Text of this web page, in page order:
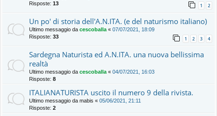
Risposte: 13 1 2
Un po' di storia dell'A.N.ITA. (e del naturismo italiano)
Ultimo messaggio da cescoballa « 07/07/2021, 18:09
Risposte: 33 1 2 3 4
Sardegna Naturista ed A.N.ITA. una nuova bellissima
realtà
Ultimo messaggio da cescoballa « 04/07/2021, 16:03
Risposte: 8
ITALIANATURISTA uscito il numero 9 della rivista.
Ultimo messaggio da mabis « 05/06/2021, 21:11
Risposte: 2